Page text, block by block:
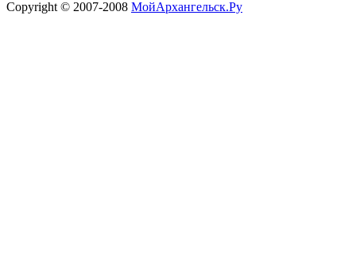
Copyright © 2007-2008 МойАрхангельск.Ру